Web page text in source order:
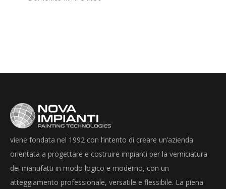
viene fondata nel 1992 con l’intento di creare un’azienda
orientata a progettare e costruire impianti per la verniciatura
dei manufatti in modo logico e moderno, con un
atteggiamento professionale, versatile e flessibile. La piena